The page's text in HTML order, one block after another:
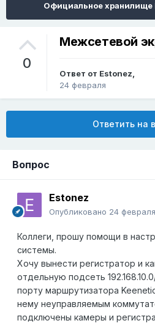
Официальное хранилище
0
Межсетевой
Ответ от Estonez,
24 февраля
Ответить на
Вопрос
Estonez
Опубликовано 24 февраля
Коллеги, прошу помощи в
системы.
Хочу вынести регистратор и
отдельную подсеть
порту маршрутизатора
нему неуправляемым
подключены камеры и